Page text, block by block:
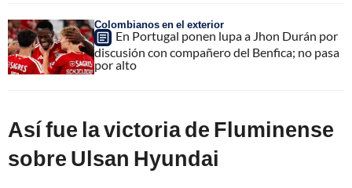
Colombianos en el exterior
En Portugal ponen lupa a Jhon Durán por
discusión con compañero del Benfica; no pasa
por alto
Así fue la victoria de Fluminense
sobre Ulsan Hyundai